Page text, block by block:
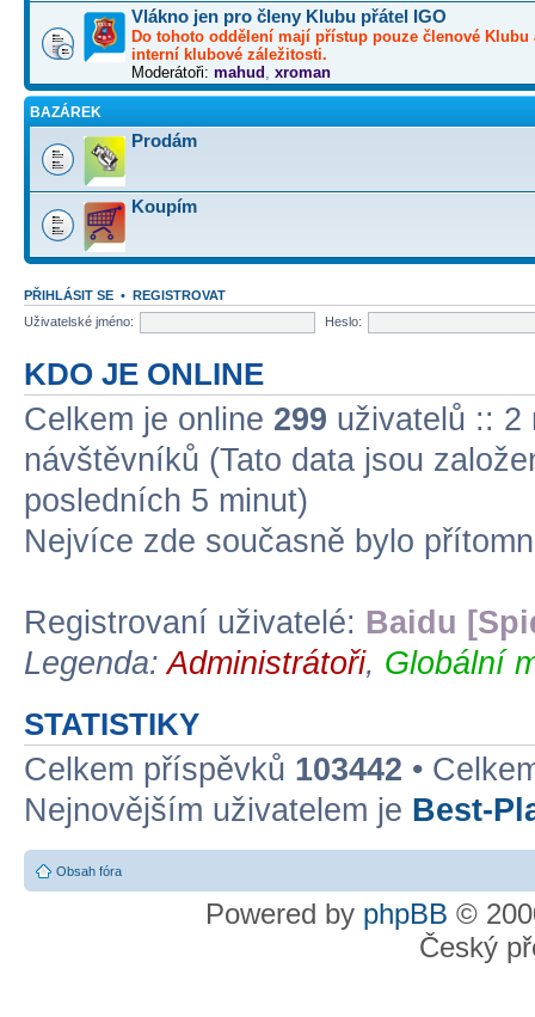
Vlákno jen pro členy Klubu přátel IGO
Do tohoto oddělení mají přístup pouze členové Klubu
interní klubové záležitosti.
Moderátoři: mahud xroman
BAZÁREK
Prodám
Koupím
PŘIHLÁSIT SE • REGISTROVAT
Uživatelské jméno:
Heslo:
KDO JE ONLINE
Celkem je online 299 uživatelů :: 2
návštěvníků (Tato data jsou
posledních 5 minut)
Nejvíce zde současně bylo
Registrovaní uživatelé: Baidu
Legenda:Administrátoři, Globální
STATISTIKY
Celkem příspěvků 103442 •
Nejnovějším uživatelem je Best-
Obsah fóra
Powered by phpBB ©
Český